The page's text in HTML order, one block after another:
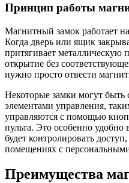
Принцип работы
Магнитный замок работает
Когда дверь или ящик
притягивает металлическую
открытие без
нужно просто отвести
Некоторые замки могут
элементами управления,
управляются с помощью
пульта. Это особенно удобно
будет контролировать
помещениях с
Преимущества